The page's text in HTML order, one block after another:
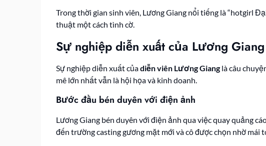
Trong thời gian sinh viên, Lương Giang nổi tiếng là “hotgirl
thuật một cách tình cờ.
Sự nghiệp diễn xuất của Lương Giang
Sự nghiệp diễn xuất củadiễn viên Lương Giang là câu
mê lớn nhất vẫn là hội họa và kinh doanh.
Bước đầu bén duyên với điện ảnh
Lương Giang bén duyên với điện ảnh qua việc quay quảng
đến trường casting gương mặt mới và cô được chọn nhờ mái